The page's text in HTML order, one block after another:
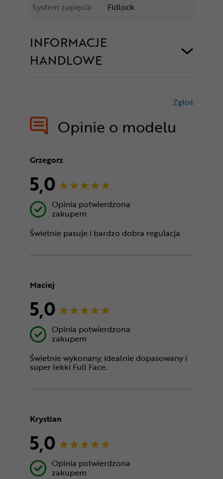
System zapięcia Fidlock
INFORMACJE
HANDLOWE
Opinie o modelu
Zgłoś
Grzegorz
5,0
Opinia potwierdzona
zakupem
Świetnie pasuje i bardzo dobra regulacja
Maciej
5,0
Opinia potwierdzona
zakupem
Świetnie wykonany, idealnie dopasowany i
super lekki Full Face.
Krystian
5,0
Opinia potwierdzona
zakupem